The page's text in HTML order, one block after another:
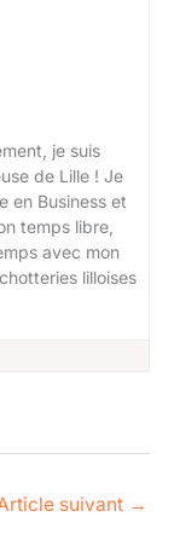
je suis
de Lille ! Je
en Business et
temps libre,
avec mon
lilloises
suivant →